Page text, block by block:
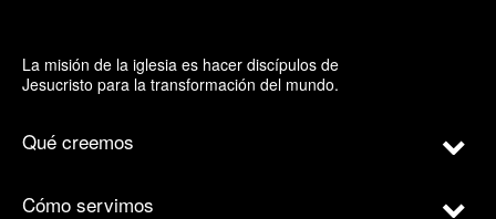
La misión de la iglesia es hacer discípulos de
Jesucristo para la transformación del mundo.
Qué creemos
Cómo servimos